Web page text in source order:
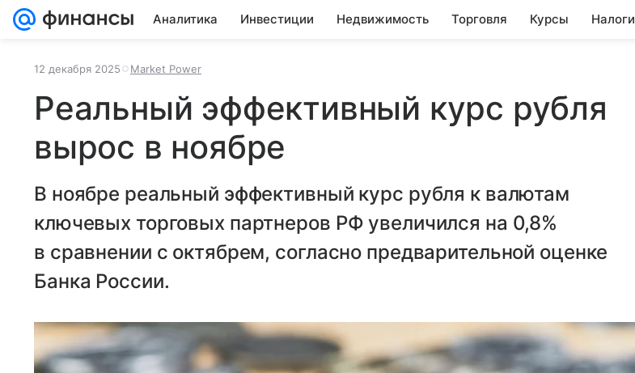
Аналитика Инвестиции Недвижимость Торговля Курсы Налоги
12 декабря 2025 Market Power
Реальный эффективный курс рубля
вырос в ноябре
В ноябре реальный эффективный курс рубля к валютам
ключевых торговых партнеров РФ увеличился на 0,8%
в сравнении с октябрем, согласно предварительной оценке
Банка России.